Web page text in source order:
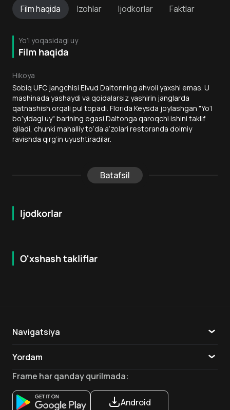
Filmhaqida Izohlar Ijodkorlar Faktlar
Yo‘l yoqasidagi uy
Film haqida
Hikoya
Sobiq UFC jangchisi Elvud Daltonning ahvoli yaxshi emas. U
mashinada yashaydi va qoidalarsiz yashirin janglarda
qatnashish orqali pul topadi. Florida Keysda joylashgan "Yo‘l
bo‘yidagi uy" barining egasi Daltonga qaroqchi ishini taklif
qiladi, chunki mahalliy to‘da a’zolari restoranda doimiy
ravishda qirg‘in uyushtiradilar.
Batafsil
Ijodkorlar
O'xshash takliflar
18 + 6.5
Navigatsiya
Yordam
Aloqa
Ilovalar
Frame har qanday qurilmada:
Android